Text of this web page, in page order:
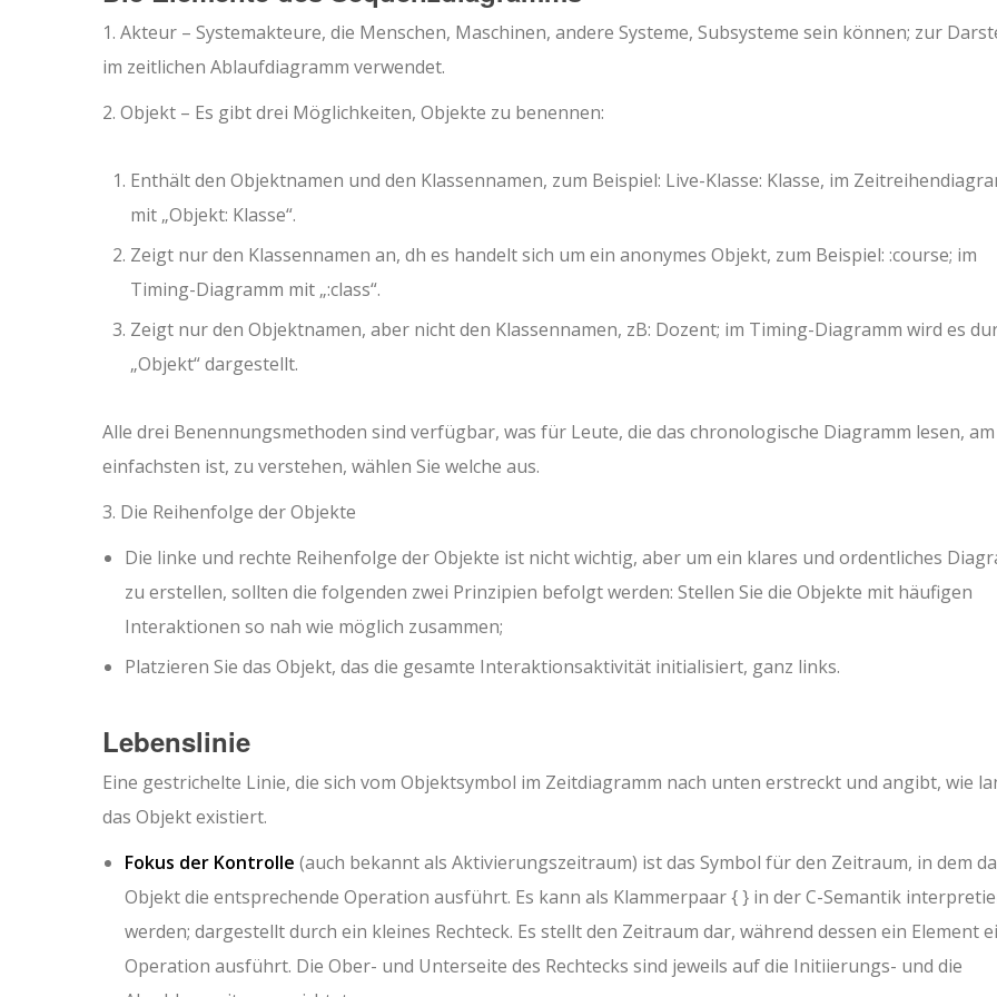
1. Akteur – Systemakteure, die Menschen, Maschinen, andere Systeme, Subsysteme sein können; zur
im zeitlichen Ablaufdiagramm verwendet.
2. Objekt – Es gibt drei Möglichkeiten, Objekte zu benennen:
Enthält den Objektnamen und den Klassennamen, zum Beispiel: Live-Klasse: Klasse, im
mit „Objekt: Klasse“.
Zeigt nur den Klassennamen an, dh es handelt sich um ein anonymes Objekt, zum Beispiel: :course; im
Timing-Diagramm mit „:class“.
Zeigt nur den Objektnamen, aber nicht den Klassennamen, zB: Dozent; im Timing-Diagramm wird es
„Objekt“ dargestellt.
Alle drei Benennungsmethoden sind verfügbar, was für Leute, die das chronologische Diagramm lesen, am
einfachsten ist, zu verstehen, wählen Sie welche aus.
3. Die Reihenfolge der Objekte
Die linke und rechte Reihenfolge der Objekte ist nicht wichtig, aber um ein klares und ordentliches
zu erstellen, sollten die folgenden zwei Prinzipien befolgt werden: Stellen Sie die Objekte mit häufigen
Interaktionen so nah wie möglich zusammen;
Platzieren Sie das Objekt, das die gesamte Interaktionsaktivität initialisiert, ganz links.
Lebenslinie
Eine gestrichelte Linie, die sich vom Objektsymbol im Zeitdiagramm nach unten erstreckt und angibt, wie
das Objekt existiert.
Fokus der Kontrolle (auch bekannt als Aktivierungszeitraum) ist das Symbol für den Zeitraum, in dem
Objekt die entsprechende Operation ausführt. Es kann als Klammerpaar { } in der C-Semantik
werden; dargestellt durch ein kleines Rechteck. Es stellt den Zeitraum dar, während dessen ein Element
Operation ausführt. Die Ober- und Unterseite des Rechtecks ​​sind jeweils auf die Initiierungs- und die